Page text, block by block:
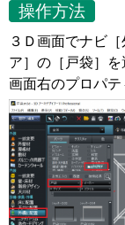
操作方法
３Ｄ画面でナビ
ア］の［戸袋］
画面右のプロパテ